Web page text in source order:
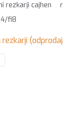
rezkarji cajhen
fi8
rezkarji